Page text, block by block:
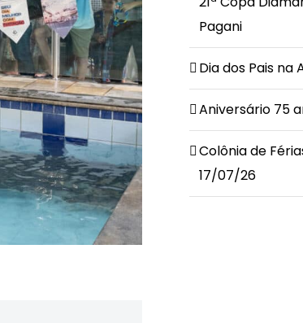
Pagani
Dia dos Pais na
Aniversário 75
Colônia de
17/07/26